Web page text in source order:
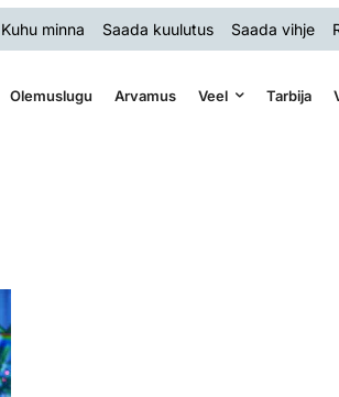
Kuhu minna Saada kuulutus Saada vihje
Olemuslugu Arvamus Veel Tarbija